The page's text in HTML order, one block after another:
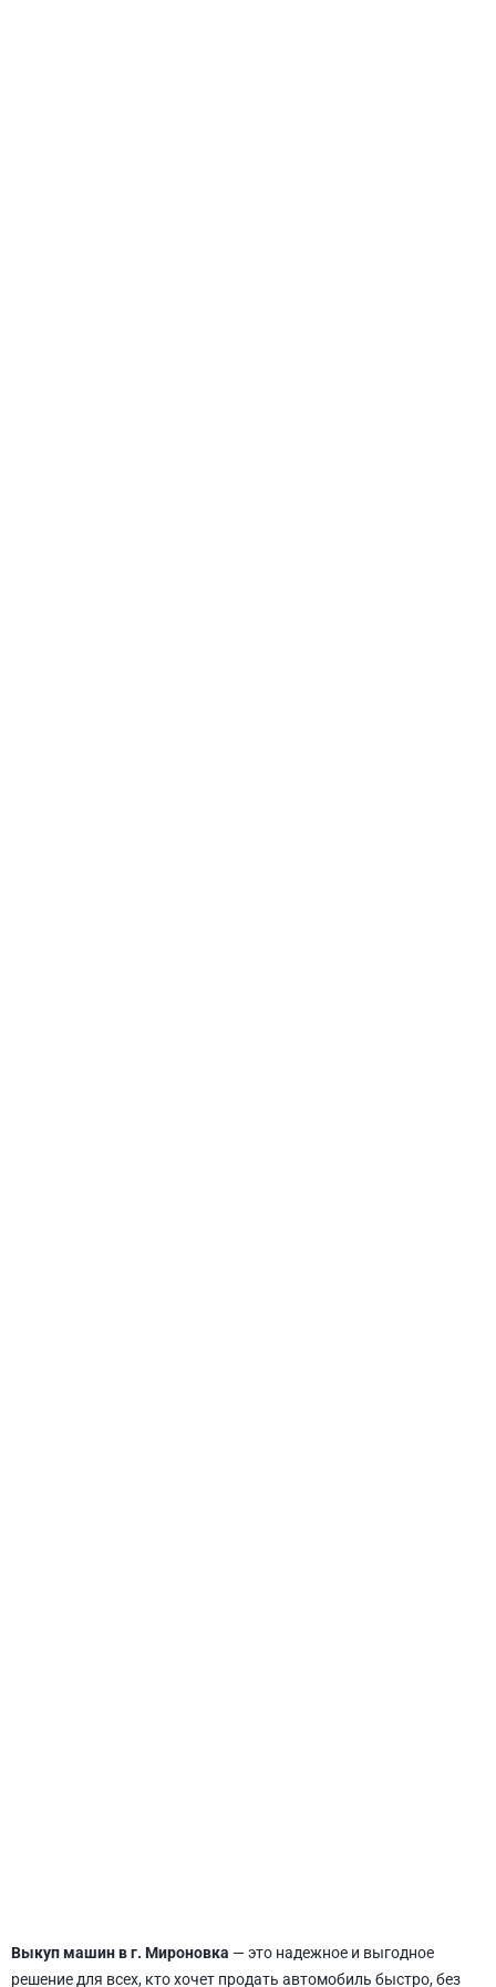
Выкуп машин в г. Мироновка — это надежное и выгодное
решение для всех, кто хочет продать автомобиль быстро, без